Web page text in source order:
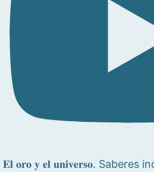
𝐄𝐥 𝐨𝐫𝐨 𝐲 𝐞𝐥 𝐮𝐧𝐢𝐯𝐞𝐫𝐬𝐨. Saberes